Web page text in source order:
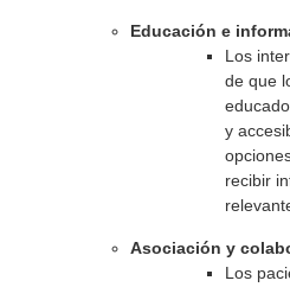
Educación e
Los
de que
y
recibir
Asociación y
Los